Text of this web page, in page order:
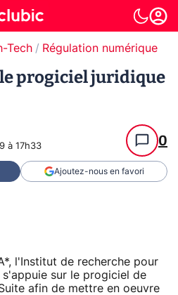
Tech Régulation numérique
progiciel juridique
à 17h33 0
Ajoutez-nous en favori
l'Institut de recherche pour
s'appuie sur le progiciel de
afin de mettre en oeuvre